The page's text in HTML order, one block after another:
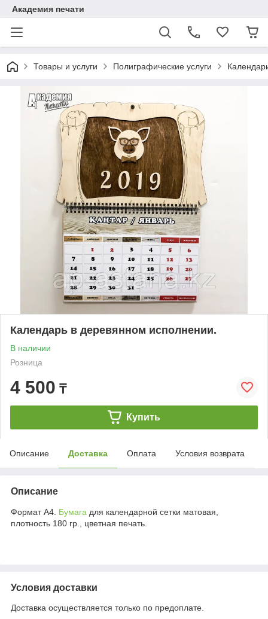
Академия печати
Товары и услуги Полиграфические услуги
Календарь в деревянном исполнении.
В наличии
Розница
4 500 ₸
Купить
Описание Доставка Оплата Условия возврата
Описание
Формат А4. Бумага для календарной сетки матовая,
плотность 180 гр., цветная печать.
Условия доставки
Доставка осуществляется только по предоплате.